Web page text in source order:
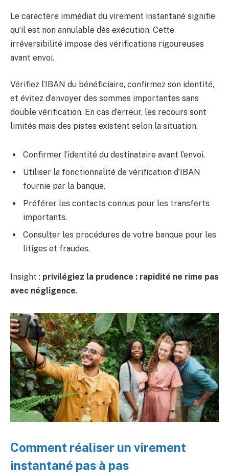
Le caractère immédiat du virement instantané signifie
qu’il est non annulable dès exécution. Cette
irréversibilité impose des vérifications rigoureuses
avant envoi.
Vérifiez l’IBAN du bénéficiaire, confirmez son identité,
et évitez d’envoyer des sommes importantes sans
double vérification. En cas d’erreur, les recours sont
limités mais des pistes existent selon la situation.
Confirmer l’identité du destinataire avant l’envoi.
Utiliser la fonctionnalité de vérification d’IBAN
fournie par la banque.
Préférer les contacts connus pour les transferts
importants.
Consulter les procédures de votre banque pour les
litiges et fraudes.
Insight : privilégiez la prudence : rapidité ne rime pas
avec négligence.
Comment réaliser un virement
instantané pas à pas